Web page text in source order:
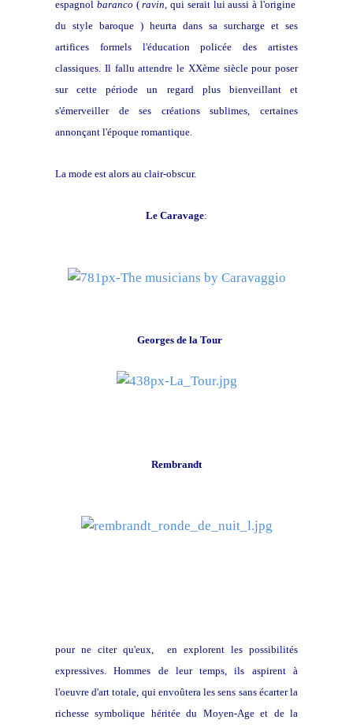
espagnol baranco (ravin , qui serait lui aussi à l'origine
du style baroque ) heurta dans sa surcharge et ses
artifices formels l'éducation policée des artistes
classiques. Il fallu attendre le XXème siècle pour poser
sur cette période un regard plus bienveillant et
s'émerveiller de ses créations sublimes, certaines
annonçant l'époque romantique.
La mode est alors au clair-obscur.
Le Caravage:
Georges de la Tour
Rembrandt
pour ne citer qu'eux, en explorent les possibilités
expressives. Hommes de leur temps, ils aspirent à
l'oeuvre d'art totale, qui envoûtera les sens sans écarter la
richesse symbolique héritée du Moyen-Age et de la